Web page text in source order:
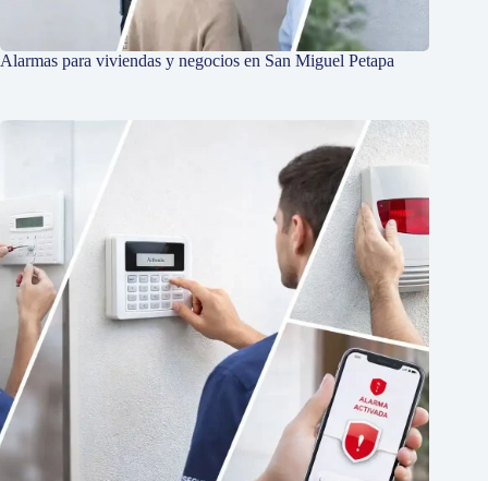
Alarmas para viviendas y negocios en San Miguel Petapa